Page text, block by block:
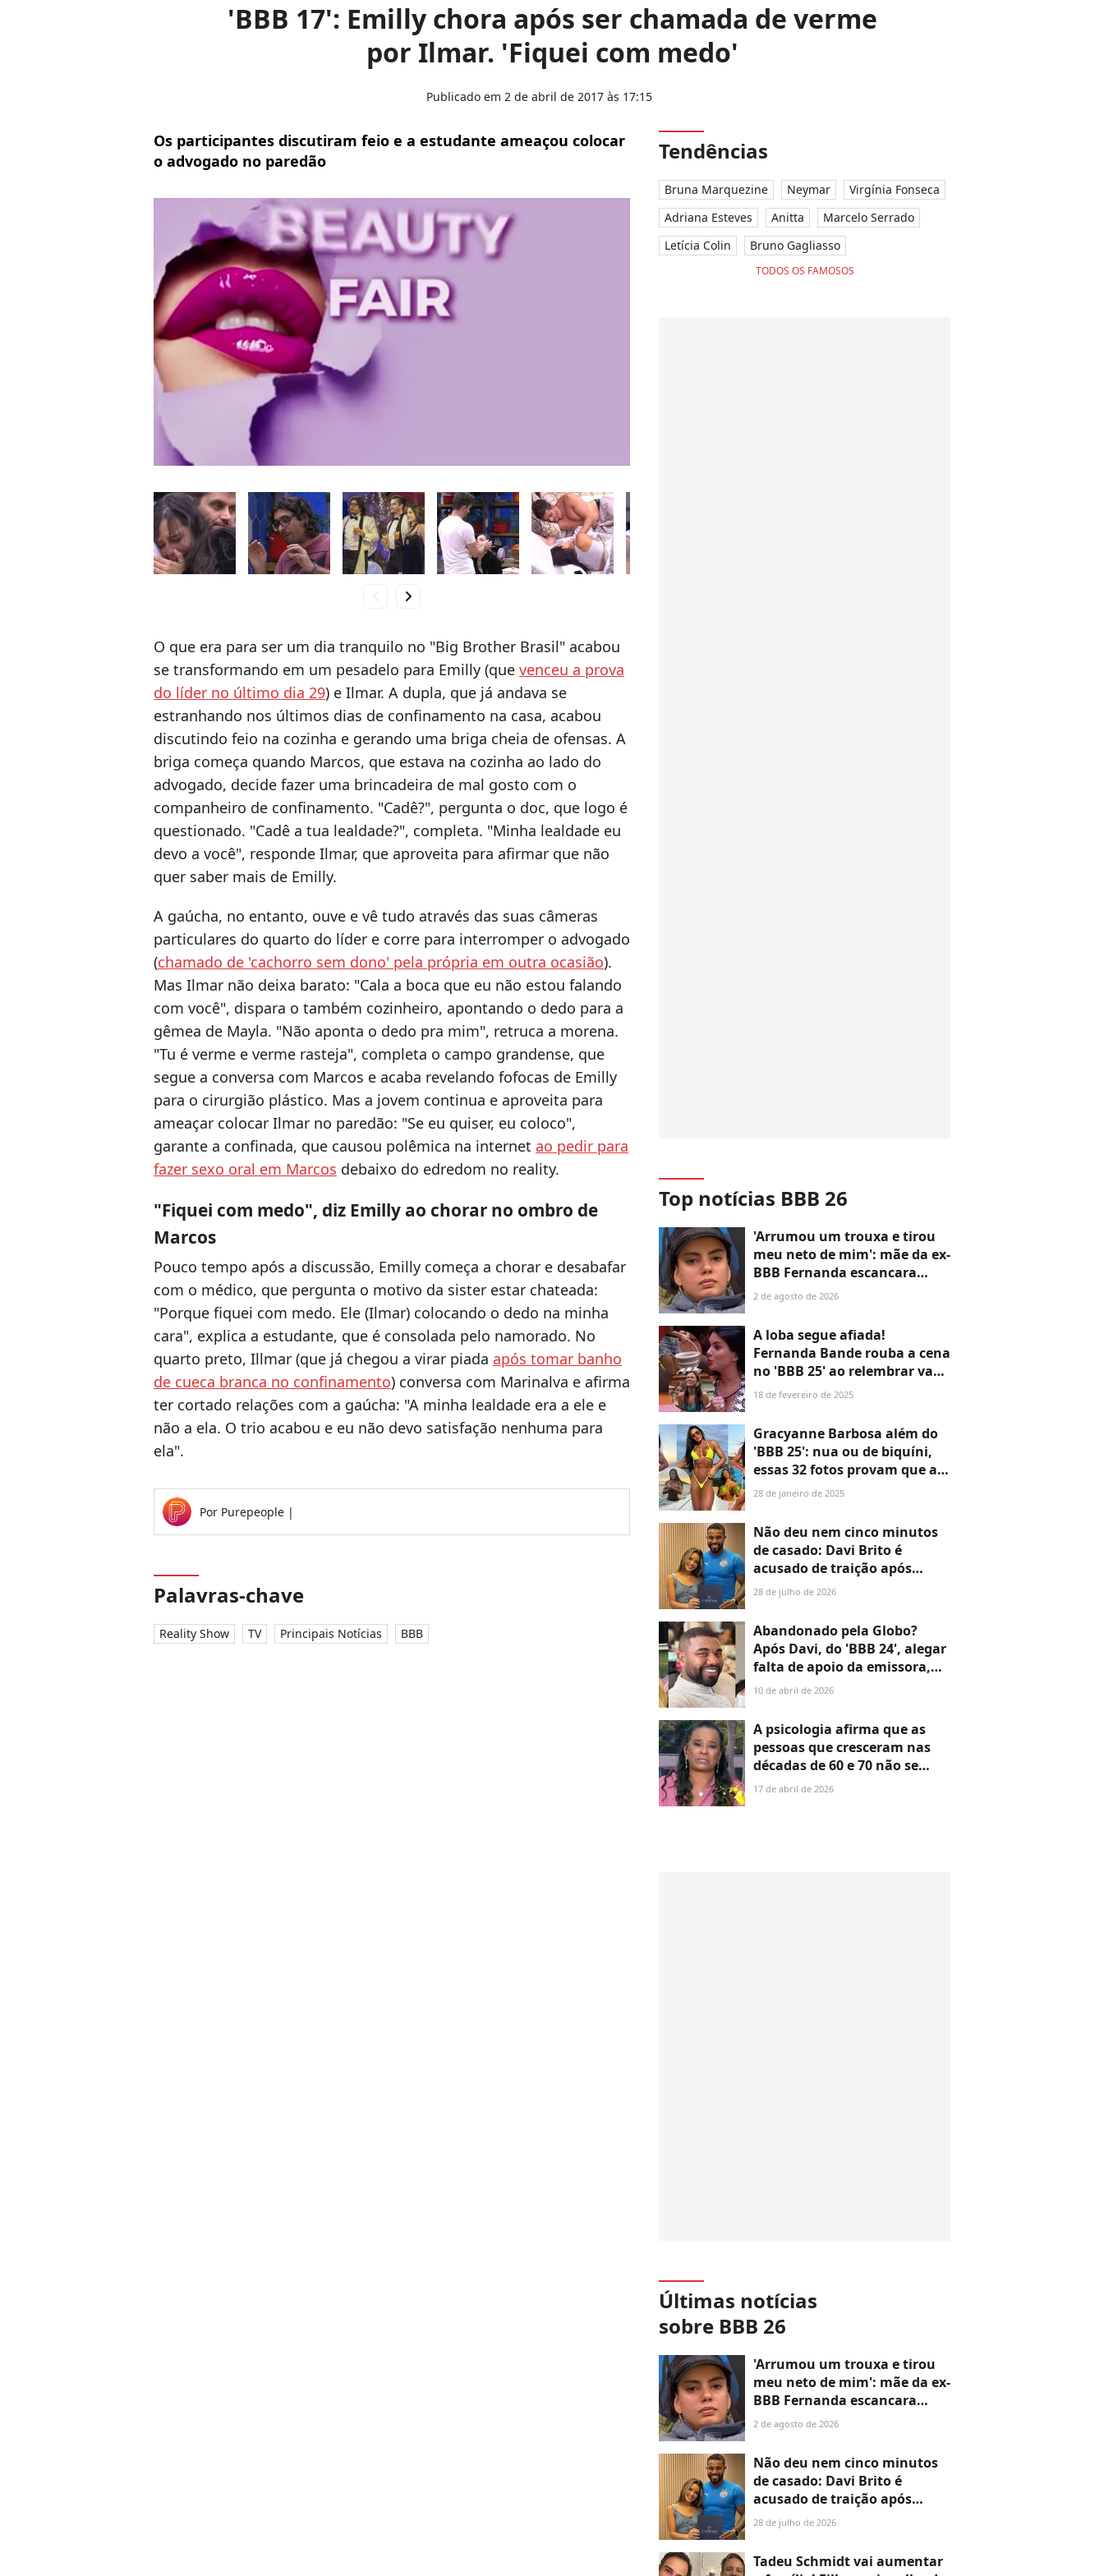
'BBB 17': Emilly chora após ser chamada de verme
por Ilmar. 'Fiquei com medo'
Publicado em 2 de abril de 2017 às 17:15
Os participantes discutiram feio e a estudante ameaçou colocar
o advogado no paredão
chevron_right
O que era para ser um dia tranquilo no "Big Brother Brasil" acabou
se transformando em um pesadelo para Emilly (que venceu a prova
do líder no último dia 29) e Ilmar. A dupla, que já andava se
estranhando nos últimos dias de confinamento na casa, acabou
discutindo feio na cozinha e gerando uma briga cheia de ofensas. A
briga começa quando Marcos, que estava na cozinha ao lado do
advogado, decide fazer uma brincadeira de mal gosto com o
companheiro de confinamento. "Cadê?", pergunta o doc, que logo é
questionado. "Cadê a tua lealdade?", completa. "Minha lealdade eu
devo a você", responde Ilmar, que aproveita para afirmar que não
quer saber mais de Emilly.
A gaúcha, no entanto, ouve e vê tudo através das suas câmeras
particulares do quarto do líder e corre para interromper o advogado
(chamado de 'cachorro sem dono' pela própria em outra ocasião).
Mas Ilmar não deixa barato: "Cala a boca que eu não estou falando
com você", dispara o também cozinheiro, apontando o dedo para a
gêmea de Mayla. "Não aponta o dedo pra mim", retruca a morena.
"Tu é verme e verme rasteja", completa o campo grandense, que
segue a conversa com Marcos e acaba revelando fofocas de Emilly
para o cirurgião plástico. Mas a jovem continua e aproveita para
ameaçar colocar Ilmar no paredão: "Se eu quiser, eu coloco",
garante a confinada, que causou polêmica na internet ao pedir para
fazer sexo oral em Marcos debaixo do edredom no reality.
"Fiquei com medo", diz Emilly ao chorar no ombro de
Marcos
Pouco tempo após a discussão, Emilly começa a chorar e desabafar
com o médico, que pergunta o motivo da sister estar chateada:
"Porque fiquei com medo. Ele (Ilmar) colocando o dedo na minha
cara", explica a estudante, que é consolada pelo namorado. No
quarto preto, Illmar (que já chegou a virar piada após tomar banho
de cueca branca no confinamento) conversa com Marinalva e afirma
ter cortado relações com a gaúcha: "A minha lealdade era a ele e
não a ela. O trio acabou e eu não devo satisfação nenhuma para
ela".
Por Purepeople |
Palavras-chave
Reality Show TV Principais Notícias BBB
Tendências
Bruna Marquezine Neymar
Virgínia Fonseca
Adriana Esteves
Anitta
Marcelo Serrado
Letícia Colin
Bruno Gagliasso
TODOS OS FAMOSOS
Top notícias BBB 26
'Arrumou um trouxa e tirou
meu neto de mim': mãe da ex-
BBB Fernanda escancara
rompimento com a filha após
2 de agosto de 2026
A loba segue afiada!
Fernanda Bande rouba a cena
no 'BBB 25' ao relembrar vaso
entupido por Alane no 'BBB
ela de volta'
18 de fevereiro de 2025
Gracyanne Barbosa além do
'BBB 25': nua ou de biquíni,
essas 32 fotos provam que a
musa não tem medo de
críticas
28 de janeiro de 2025
Não deu nem cinco minutos
de casado: Davi Brito é
acusado de traição após
anunciar casamento com
'Mais rápido que xerox'
28 de julho de 2026
Abandonado pela Globo?
Após Davi, do 'BBB 24', alegar
falta de apoio da emissora,
Bia Reis e Fernanda Bande
vitrine é a mesma para todos'
10 de abril de 2026
A psicologia afirma que as
pessoas que cresceram nas
décadas de 60 e 70 não se
tornaram duras de propósito,
17 de abril de 2026
Últimas notícias
sobre BBB 26
'Arrumou um trouxa e tirou
meu neto de mim': mãe da ex-
BBB Fernanda escancara
rompimento com a filha após
2 de agosto de 2026
Não deu nem cinco minutos
de casado: Davi Brito é
acusado de traição após
anunciar casamento com
'Mais rápido que xerox'
28 de julho de 2026
Tadeu Schmidt vai aumentar